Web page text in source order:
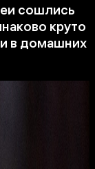
сошлись
круто
в домашних